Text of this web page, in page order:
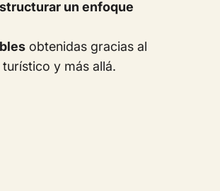
un enfoque
obtenidas gracias al
y más allá.